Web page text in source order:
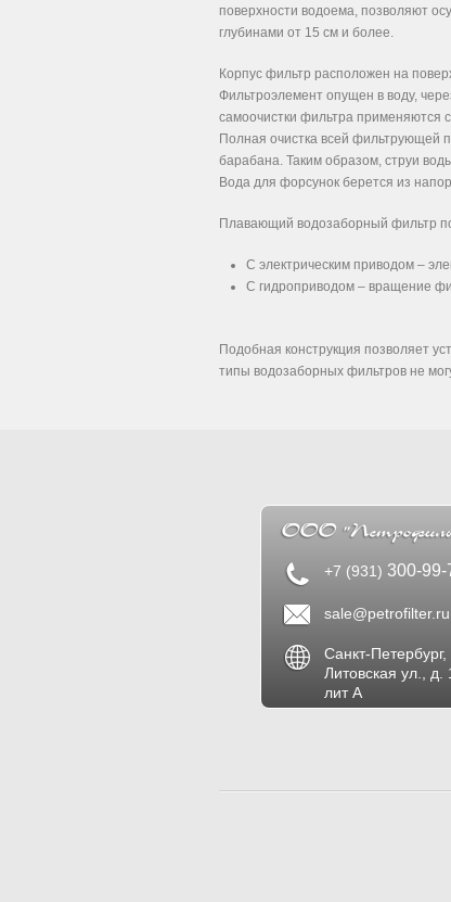
поверхности водоема, позволяют
глубинами от 15 см и более.
Корпус фильтр расположен на
Фильтроэлемент опущен в воду,
самоочистки фильтра применяются
Полная очистка всей фильтрующей
барабана. Таким образом, струи
Вода для форсунок берется из
Плавающий водозаборный фильтр
С электрическим приводом –
С гидроприводом – вращение
Подобная конструкция позволяет
типы водозаборных фильтров не
+7 (931) 300-99-
sale@petrofilter.ru
Санкт-Петербург,
Литовская ул., д.
лит А